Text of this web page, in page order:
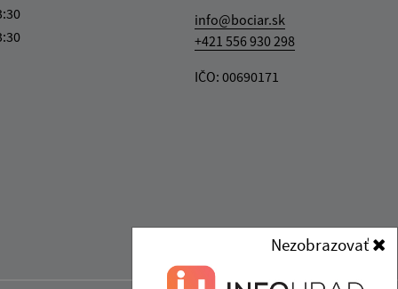
info@bociar.sk
+421 556 930 298
IČO: 00690171
Nezobrazovať